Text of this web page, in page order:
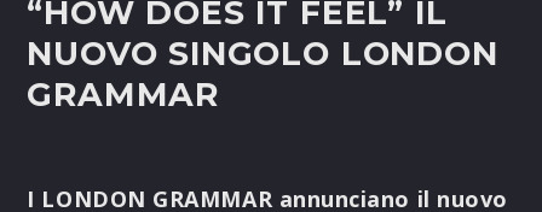
“HOW DOES IT FEEL” IL
NUOVO SINGOLO LONDON
GRAMMAR
I LONDON GRAMMAR annunciano il nuovo